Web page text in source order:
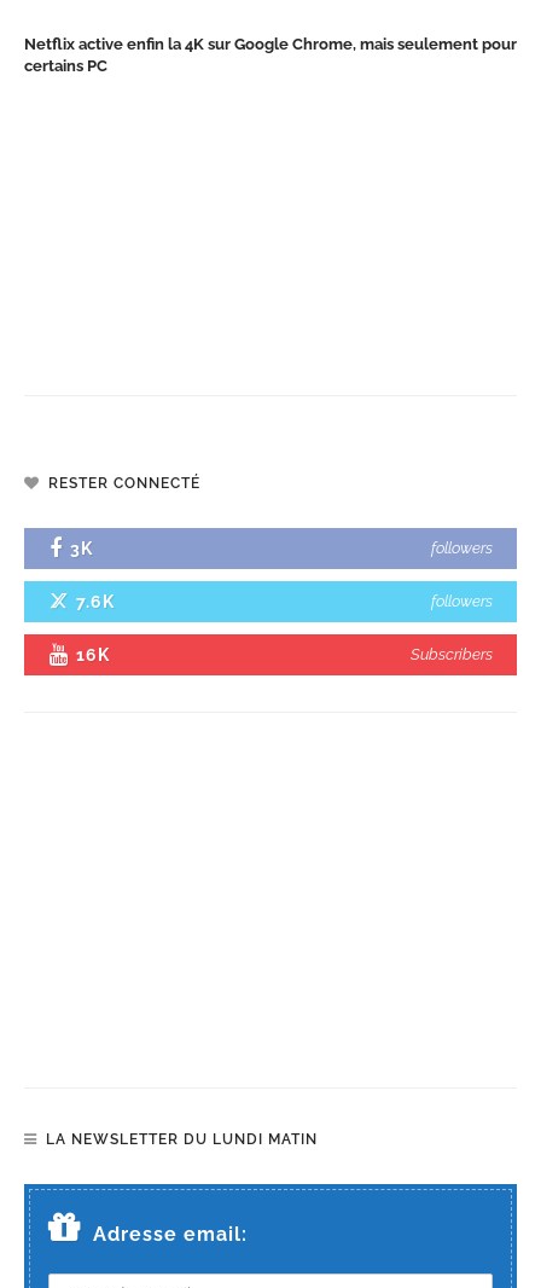
Netflix active enfin la 4K sur Google Chrome, mais seulement pour
certains PC
RESTER CONNECTÉ
3K followers
7.6K followers
16K Subscribers
LA NEWSLETTER DU LUNDI MATIN
Adresse email: